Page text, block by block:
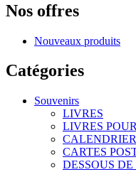
Nos offres
Nouveaux produits
Catégories
Souvenirs
LIVRES
LIVRES
CARTES
DESSOUS